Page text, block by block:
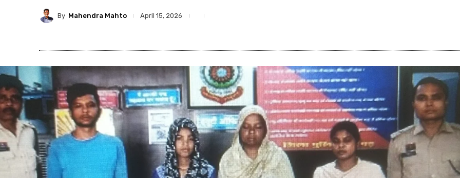
By Mahendra Mahto April 15, 2026